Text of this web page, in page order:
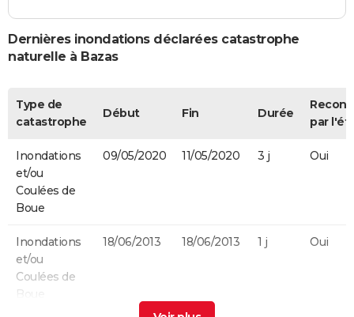
Dernières inondations déclarées catastrophe
naturelle à Bazas
Type de
catastrophe
Début Fin Durée
par
Inondations
et/ou
Coulées de
Boue
09/05/2020 11/05/2020 3 j Oui
Inondations
et/ou
Coulées de
Boue
18/06/2013 18/06/2013 1 j Oui